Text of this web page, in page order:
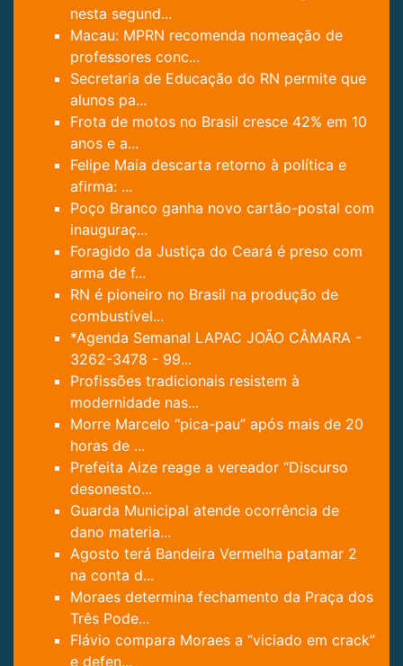
nesta segund...
Macau: MPRN recomenda nomeação de
professores conc...
Secretaria de Educação do RN permite que
alunos pa...
Frota de motos no Brasil cresce 42% em 10
anos e a...
Felipe Maia descarta retorno à política e
afirma: ...
Poço Branco ganha novo cartão-postal com
inauguraç...
Foragido da Justiça do Ceará é preso com
arma de f...
RN é pioneiro no Brasil na produção de
combustível...
*Agenda Semanal LAPAC JOÃO CÂMARA -
3262-3478 - 99...
Profissões tradicionais resistem à
modernidade nas...
Morre Marcelo “pica-pau” após mais de 20
horas de ...
Prefeita Aize reage a vereador “Discurso
desonesto...
Guarda Municipal atende ocorrência de
dano materia...
Agosto terá Bandeira Vermelha patamar 2
na conta d...
Moraes determina fechamento da Praça dos
Três Pode...
Flávio compara Moraes a “viciado em crack”
e defen...